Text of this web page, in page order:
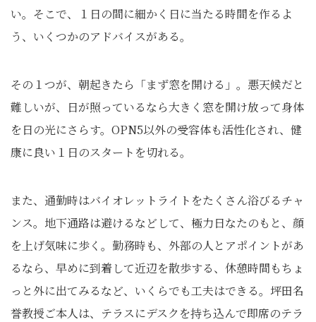
い。そこで、１日の間に細かく日に当たる時間を作るよ
う、いくつかのアドバイスがある。
その１つが、朝起きたら「まず窓を開ける」。悪天候だと
難しいが、日が照っているなら大きく窓を開け放って身体
を日の光にさらす。OPN5以外の受容体も活性化され、健
康に良い１日のスタートを切れる。
また、通勤時はバイオレットライトをたくさん浴びるチャ
ンス。地下通路は避けるなどして、極力日なたのもと、顔
を上げ気味に歩く。勤務時も、外部の人とアポイントがあ
るなら、早めに到着して近辺を散歩する、休憩時間もちょ
っと外に出てみるなど、いくらでも工夫はできる。坪田名
誉教授ご本人は、テラスにデスクを持ち込んで即席のテラ